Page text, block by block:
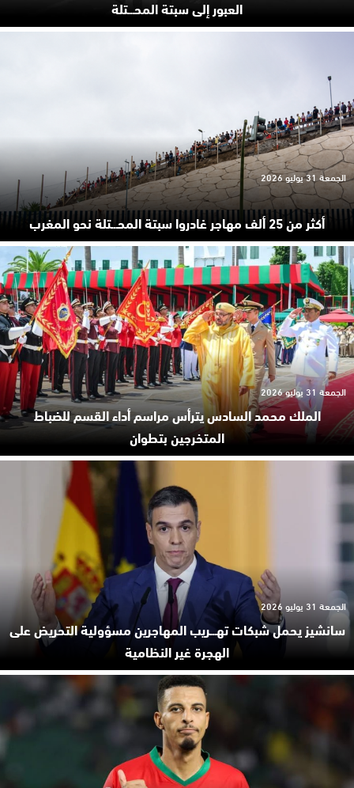
العبور إلى سبتة المحـ.ـتلة
أكثر من 25 ألف مهاجر غادروا سبتة المحـ.ـتلة نحو المغرب
الجمعة 31 يوليو 2026
الملك محمد السادس يترأس مراسم أداء القسم للضباط
المتخرجين بتطوان
الجمعة 31 يوليو 2026
سانشيز يحمل شبكات تهـ.ـريب المهاجرين مسؤولية التحريض على
الهجرة غير النظامية
الجمعة 31 يوليو 2026